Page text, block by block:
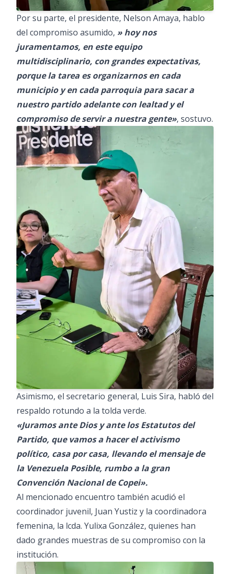
Por su parte, el presidente, Nelson Amaya, hablo
del compromiso asumido, » hoy nos
juramentamos, en este equipo
multidisciplinario, con grandes expectativas,
porque la tarea es organizarnos en cada
municipio y en cada parroquia para sacar a
nuestro partido adelante con lealtad y el
compromiso de servir a nuestra gente», sostuvo.
Asimismo, el secretario general, Luis Sira, habló del
respaldo rotundo a la tolda verde.
«Juramos ante Dios y ante los Estatutos del
Partido, que vamos a hacer el activismo
político, casa por casa, llevando el mensaje de
la Venezuela Posible, rumbo a la gran
Convención Nacional de Copei».
Al mencionado encuentro también acudió el
coordinador juvenil, Juan Yustiz y la coordinadora
femenina, la lcda. Yulixa González, quienes han
dado grandes muestras de su compromiso con la
institución.